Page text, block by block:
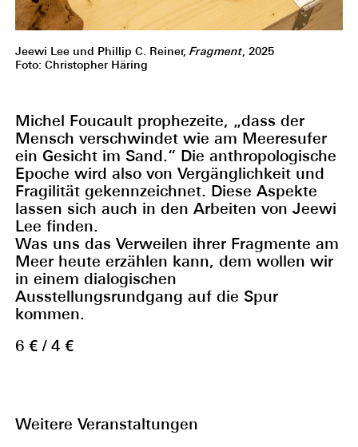
Jeewi Lee und Phillip C. Reiner, Fragment, 2025
Foto: Christopher Häring
Michel Foucault prophezeite, „dass der
Mensch verschwindet wie am Meeresufer
ein Gesicht im Sand.“ Die anthropologische
Epoche wird also von Vergänglichkeit und
Fragilität gekennzeichnet. Diese Aspekte
lassen sich auch in den Arbeiten von Jeewi
Lee finden.
Was uns das Verweilen ihrer Fragmente am
Meer heute erzählen kann, dem wollen wir
in einem dialogischen
Ausstellungsrundgang auf die Spur
kommen.
6 € / 4 €
Weitere Veranstaltungen